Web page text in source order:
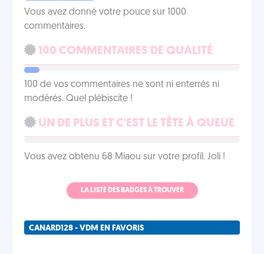
Vous avez donné votre pouce sur 1000
commentaires.
100 COMMENTAIRES DE QUALITÉ
100 de vos commentaires ne sont ni enterrés ni
modérés. Quel plébiscite !
UN DE PLUS ET C'EST LE TÊTE À QUEUE
Vous avez obtenu 68 Miaou sur votre profil. Joli !
LA LISTE DES BADGES À TROUVER
CANARD128 - VDM EN FAVORIS